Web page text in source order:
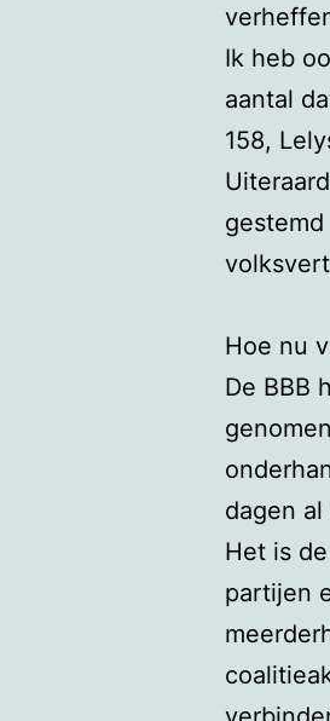
Ik heb
aantal
158,
Hoe nu
De BBB
dagen
Het is
partijen